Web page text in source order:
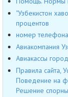
"Узбекистон
процентов
номер
Авиакомпания
Авиакассы
Правила сайта,
Поведение на
Решение